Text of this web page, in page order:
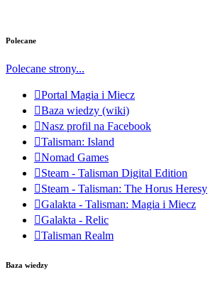
Polecane
Polecane strony...
Portal Magia i Miecz
Baza wiedzy (wiki)
Nasz profil na Facebook
Talisman: Island
Nomad Games
Steam - Talisman Digital Edition
Steam - Talisman: The Horus Heresy
Galakta - Talisman: Magia i Miecz
Galakta - Relic
Talisman Realm
Baza wiedzy